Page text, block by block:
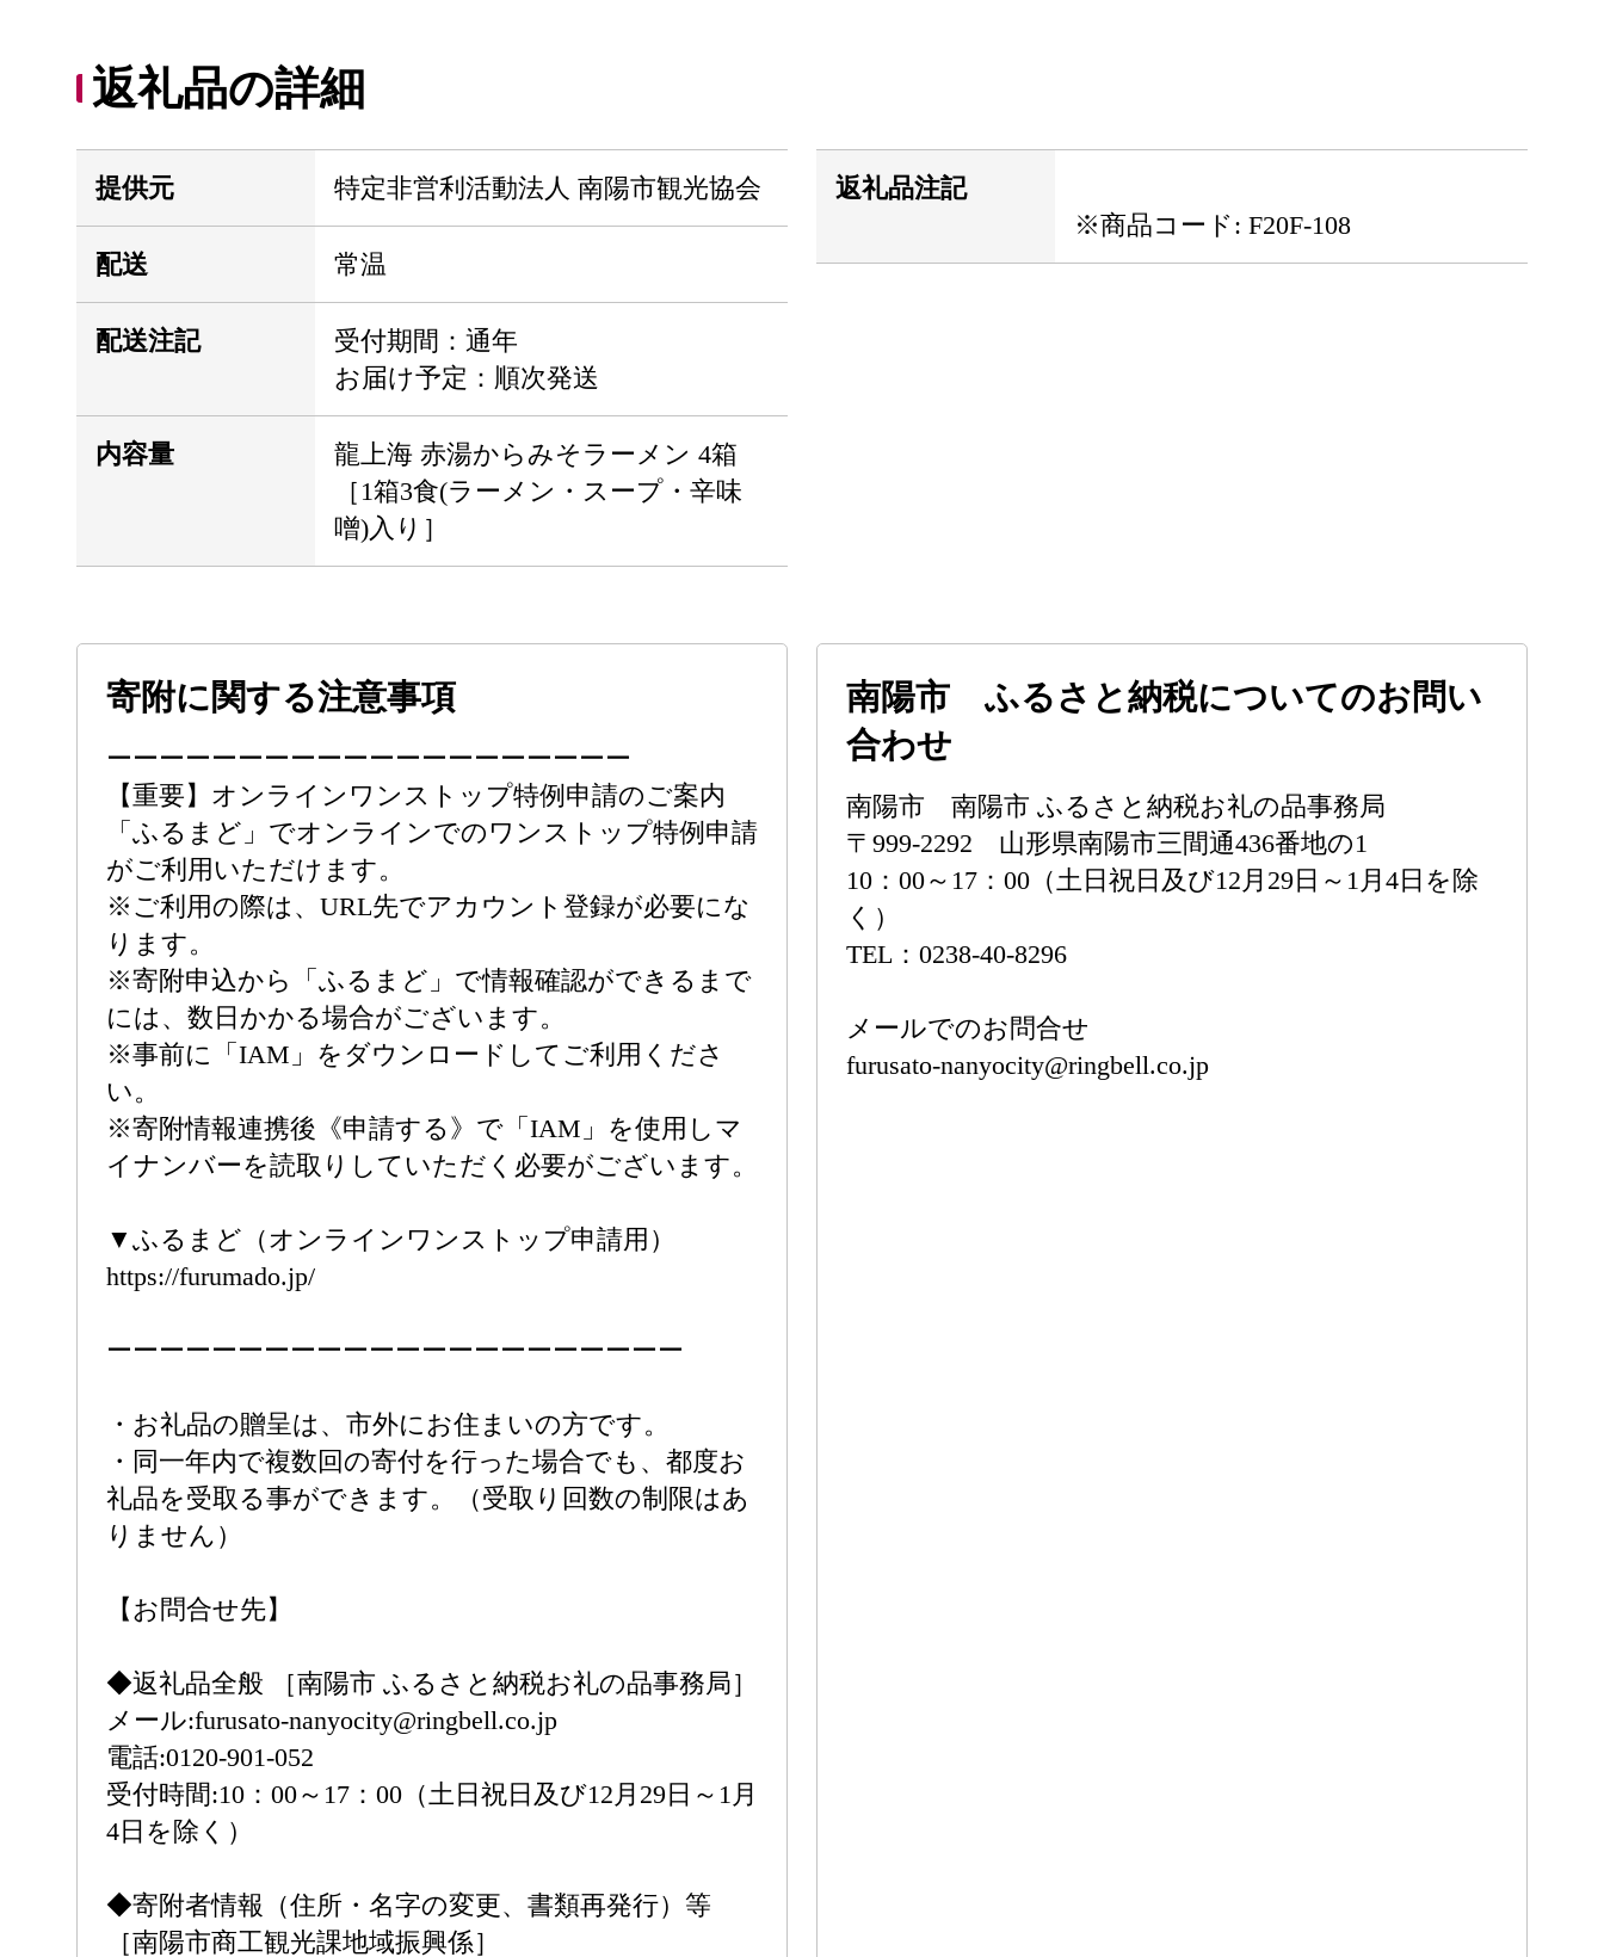
返礼品の詳細
提供元 特定非営利活動法人 南陽市観光協会
配送 常温
配送注記
受付期間：通年
お届け予定：順次発送
内容量
龍上海 赤湯からみそラーメン 4箱
［1箱3食(ラーメン・スープ・辛味
噌)入り］
返礼品注記
※商品コード: F20F-108
寄附に関する注意事項
ーーーーーーーーーーーーーーーーーーーー
【重要】オンラインワンストップ特例申請のご案内
「ふるまど」でオンラインでのワンストップ特例申請
がご利用いただけます。
※ご利用の際は、URL先でアカウント登録が必要にな
ります。
※寄附申込から「ふるまど」で情報確認ができるまで
には、数日かかる場合がございます。
※事前に「IAM」をダウンロードしてご利用くださ
い。
※寄附情報連携後《申請する》で「IAM」を使用しマ
イナンバーを読取りしていただく必要がございます。
▼ふるまど（オンラインワンストップ申請用）
https://furumado.jp/
ーーーーーーーーーーーーーーーーーーーーーー
・お礼品の贈呈は、市外にお住まいの方です。
・同一年内で複数回の寄付を行った場合でも、都度お
礼品を受取る事ができます。（受取り回数の制限はあ
りません）
【お問合せ先】
◆返礼品全般 ［南陽市 ふるさと納税お礼の品事務局］
メール:furusato-nanyocity@ringbell.co.jp
電話:0120-901-052
受付時間:10：00～17：00（土日祝日及び12月29日～1月
4日を除く）
◆寄附者情報（住所・名字の変更、書類再発行）等
［南陽市商工観光課地域振興係］
南陽市 ふるさと納税についてのお問い
合わせ
南陽市 南陽市 ふるさと納税お礼の品事務局
〒999-2292 山形県南陽市三間通436番地の1
10：00～17：00（土日祝日及び12月29日～1月4日を除
く）
TEL：0238-40-8296
メールでのお問合せ
furusato-nanyocity@ringbell.co.jp